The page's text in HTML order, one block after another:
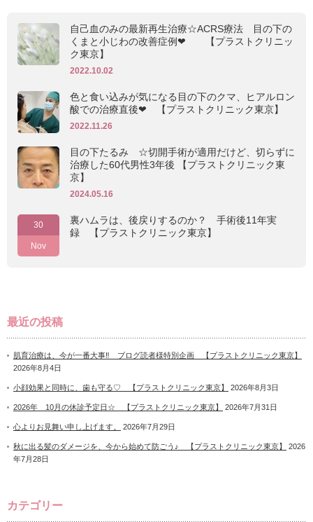
自己血のみの最新再生治療☆ACRS療法 目の下の
くまと小じわの改善症例❤ 【プラストクリニッ
ク東京】
2022.10.02
色と食い込みが気になる目の下のクマ、ヒアルロン
酸での治療直後❤ 【プラストクリニック東京】
2022.11.26
目の下たるみ ☆切開手術が適用だけど、切らずに
治療した60代男性3年後 【プラストクリニック東
京】
2024.05.16
30
Nov
裏ハムラは、後戻りするのか？ 手術後11年実
録 【プラストクリニック東京】
最近の投稿
肌育治療は、今が一番大事‼ ブログ読者様特別企画 【プラストクリニック東京】
2026年8月4日
小顔効果と同時に、歯も守る♡ 【プラストクリニック東京】 2026年8月3日
2026年 10月の休診予定日☆ 【プラストクリニック東京】 2026年7月31日
心よりお見舞い申し上げます。 2026年7月29日
秋に出る髪のダメージを、今から始めて防ごう♪ 【プラストクリニック東京】
2026
年7月28日
カテゴリー